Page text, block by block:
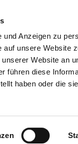
Anzeigen zu
auf unsere Website
Website an
führen diese
haben oder die